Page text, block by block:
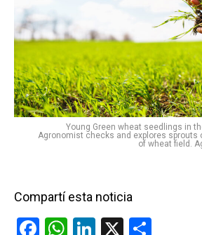
Young Green wheat seedlings in
Agronomist checks and explores sprouts
of wheat field.
Compartí esta noticia
F
W Li
X